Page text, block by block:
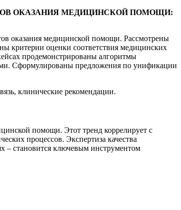
ОКАЗАНИЯ МЕДИЦИНСКОЙ ПОМОЩИ:
оказания медицинской помощи. Рассмотрены
критерии оценки соответствия медицинских
продемонстрированы алгоритмы
Сформулированы предложения по унификации
клинические рекомендации.
помощи. Этот тренд коррелирует с
процессов. Экспертиза качества
– становится ключевым инструментом